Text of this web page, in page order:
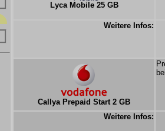
Lyca Mobile 25 GB
Weitere Infos:
Callya Prepaid Start 2 GB
Weitere Infos: